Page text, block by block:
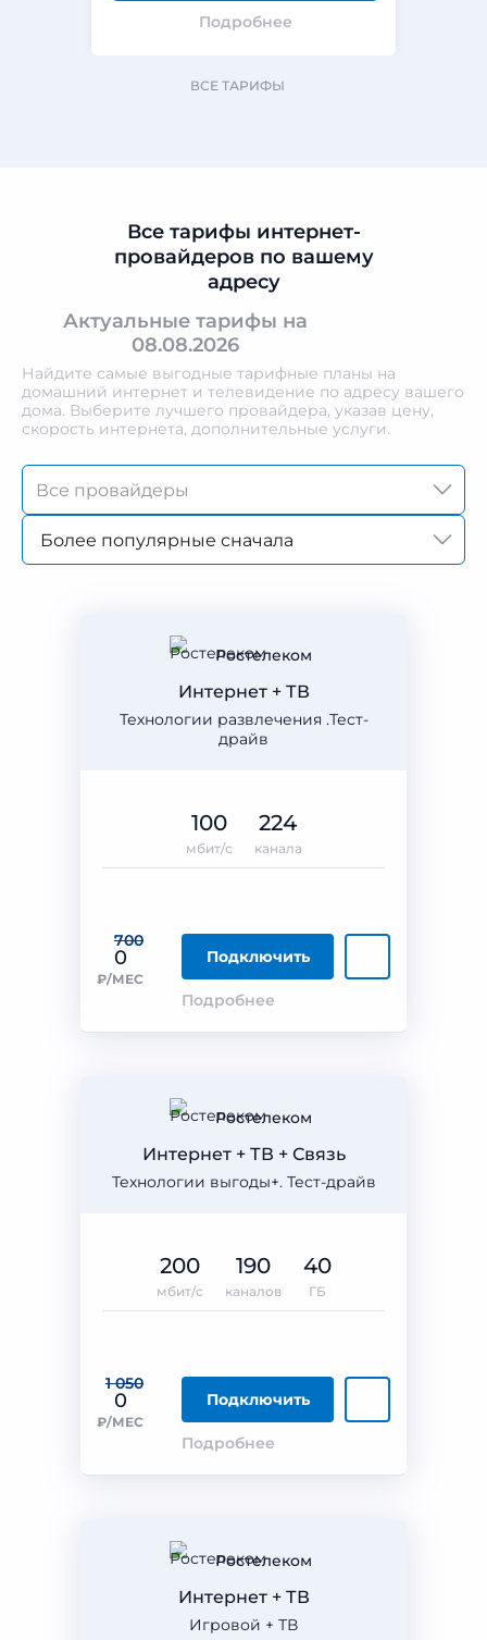
Подробнее
ВСЕ ТАРИФЫ
Все тарифы интернет-
провайдеров по вашему
адресу
Актуальные тарифы на
08.08.2026
Найдите самые выгодные тарифные планы на
домашний интернет и телевидение по адресу вашего
дома. Выберите лучшего провайдера, указав цену,
скорость интернета, дополнительные услуги.
Более популярные сначала
Ростелеком
Технологии развлечения .Тест-
драйв
Интернет + ТВ
700
0
₽/МЕС
Подключить
Подробнее
100
мбит/с
224
канала
Ростелеком
Технологии выгоды+. Тест-драйв
Интернет + ТВ + Связь
1 050
0
₽/МЕС
Подключить
Подробнее
200
мбит/с
190
каналов
40
ГБ
Ростелеком
Игровой + ТВ
Интернет + ТВ